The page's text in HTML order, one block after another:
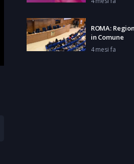
ROMA:
in Comune
4 mesi fa